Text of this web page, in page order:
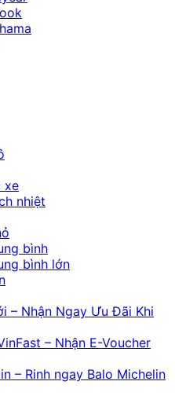
xe
nhiệt
bình
bình lớn
– Nhận Ngay Ưu Đãi Khi
– Nhận E-Voucher
– Rinh ngay Balo Michelin